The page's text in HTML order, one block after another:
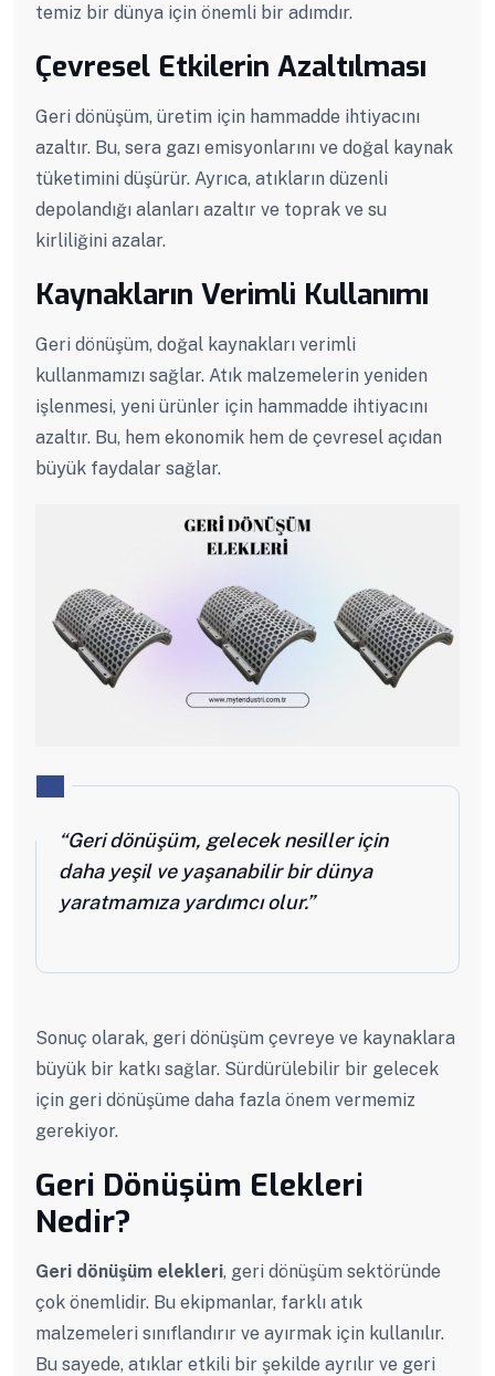
temiz bir dünya için önemli bir adımdır.
Çevresel Etkilerin Azaltılması
Geri dönüşüm, üretim için hammadde ihtiyacını
azaltır. Bu, sera gazı emisyonlarını ve doğal kaynak
tüketimini düşürür. Ayrıca, atıkların düzenli
depolandığı alanları azaltır ve toprak ve su
kirliliğini azalar.
Kaynakların Verimli Kullanımı
Geri dönüşüm, doğal kaynakları verimli
kullanmamızı sağlar. Atık malzemelerin yeniden
işlenmesi, yeni ürünler için hammadde ihtiyacını
azaltır. Bu, hem ekonomik hem de çevresel açıdan
büyük faydalar sağlar.
“Geri dönüşüm, gelecek nesiller için
daha yeşil ve yaşanabilir bir dünya
yaratmamıza yardımcı olur.”
Sonuç olarak, geri dönüşüm çevreye ve kaynaklara
büyük bir katkı sağlar. Sürdürülebilir bir gelecek
için geri dönüşüme daha fazla önem vermemiz
gerekiyor.
Geri Dönüşüm Elekleri
Nedir?
Geri dönüşüm elekleri, geri dönüşüm sektöründe
çok önemlidir. Bu ekipmanlar, farklı atık
malzemeleri sınıflandırır ve ayırmak için kullanılır.
Bu sayede, atıklar etkili bir şekilde ayrılır ve geri